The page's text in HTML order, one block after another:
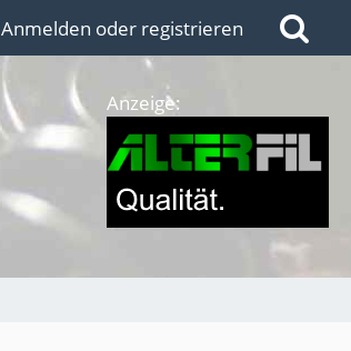
Anmelden oder registrieren
Anzeige: